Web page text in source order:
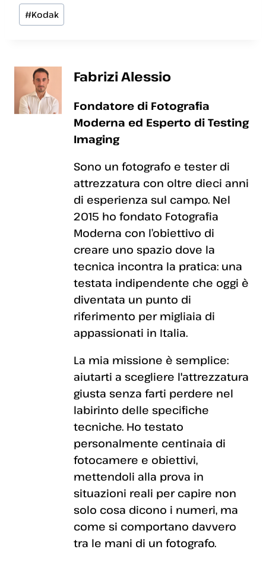
Tag
articolo:
#Kodak
Fabrizi Alessio
Fondatore di Fotografia
Moderna ed Esperto di Testing
Imaging
Sono un fotografo e tester di
attrezzatura con oltre dieci anni
di esperienza sul campo. Nel
2015 ho fondato Fotografia
Moderna con l’obiettivo di
creare uno spazio dove la
tecnica incontra la pratica: una
testata indipendente che oggi è
diventata un punto di
riferimento per migliaia di
appassionati in Italia.
La mia missione è semplice:
aiutarti a scegliere l'attrezzatura
giusta senza farti perdere nel
labirinto delle specifiche
tecniche. Ho testato
personalmente centinaia di
fotocamere e obiettivi,
mettendoli alla prova in
situazioni reali per capire non
solo cosa dicono i numeri, ma
come si comportano davvero
tra le mani di un fotografo.